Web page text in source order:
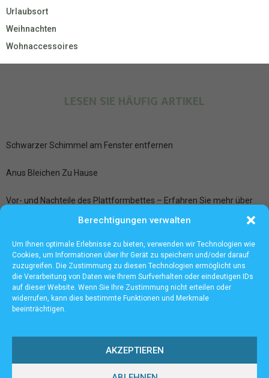
Berechtigungen verwalten
Um Ihnen optimale Erlebnisse zu bieten, verwenden wir Technologien wie
Cookies, um Informationen über Ihr Gerät zu speichern und/oder darauf
zuzugreifen. Die Zustimmung zu diesen Technologien ermöglicht uns
die Verarbeitung von Daten wie Ihrem Surfverhalten oder eindeutigen IDs
auf dieser Website. Wenn Sie Ihre Zustimmung nicht erteilen oder
widerrufen, kann dies bestimmte Funktionen und Merkmale
beeinträchtigen.
AKZEPTIEREN
Urlaubsort
Weihnachten
Wohnaccessoires
LESEN SIE HÄUFIG ARTIKEL
Schwarzer Schimmel am Fenster entfernen
Anus Bleichen Zu Hause
Vor- und Nachteile des Plattformbettes – Erfahren Sie mehr über
zusätzlichen Stauraum und mehr
Ledersitze aufbereiten bei der Fahrzeugpflege Frankfurt